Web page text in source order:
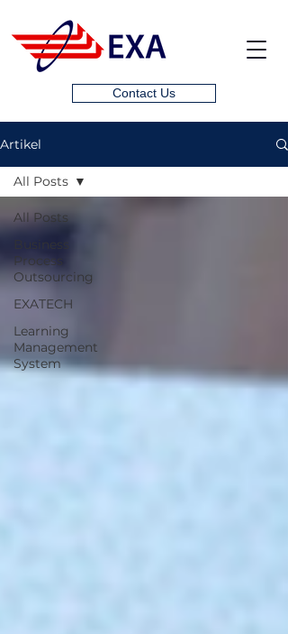
Contact Us
Artikel
All Posts
Process
Outsourcing
EXATECH
Learning
Management
System
All Posts